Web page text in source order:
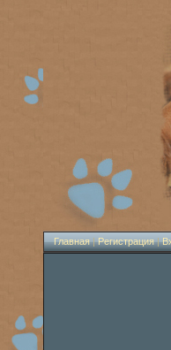
Главная|Регистрация|